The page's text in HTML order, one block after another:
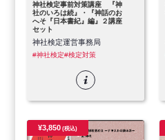
神社検定事前対策講座 『神
社のいろは続』・『神話のお
へそ『日本書紀』編』２講座
セット
神社検定運営事務局
#神社検定#検定対策
¥3,850(税込)